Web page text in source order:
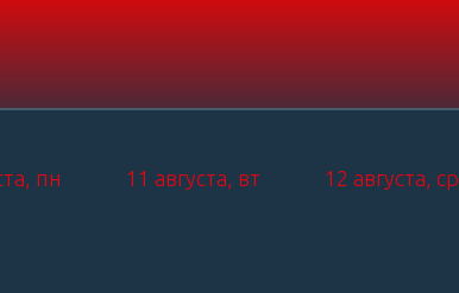
пн 11 августа, вт 12 августа, ср